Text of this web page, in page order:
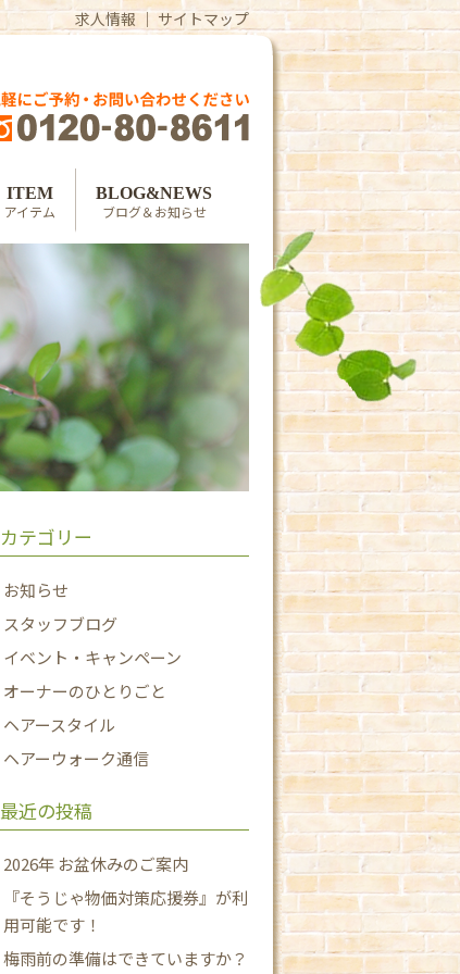
求人情報｜サイトマップ
ITEM
アイテム
BLOG&NEWS
ブログ＆お知らせ
カテゴリー
お知らせ
スタッフブログ
イベント・キャンペーン
オーナーのひとりごと
ヘアースタイル
ヘアーウォーク通信
最近の投稿
2026年 お盆休みのご案内
『そうじゃ物価対策応援券』が利
用可能です！
梅雨前の準備はできていますか？